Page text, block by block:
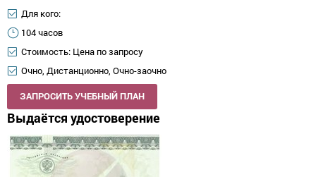
Для кого:
104 часов
Стоимость: Цена по запросу
Очно, Дистанционно, Очно-заочно
ЗАПРОСИТЬ УЧЕБНЫЙ ПЛАН
Выдаётся удостоверение